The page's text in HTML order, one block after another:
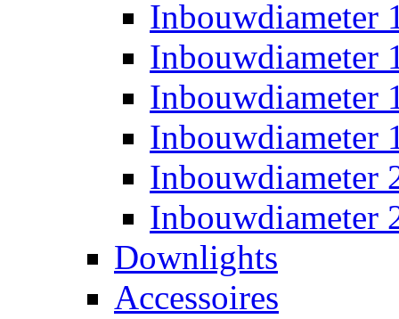
Inbouwdiameter
Inbouwdiameter
Inbouwdiameter
Inbouwdiameter
Inbouwdiameter
Inbouwdiameter
Downlights
Accessoires